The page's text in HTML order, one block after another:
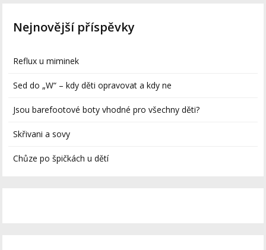
Nejnovější příspěvky
Reflux u miminek
Sed do „W“ – kdy děti opravovat a kdy ne
Jsou barefootové boty vhodné pro všechny děti?
Skřivani a sovy
Chůze po špičkách u dětí